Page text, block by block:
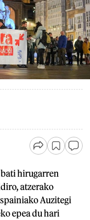
hirugarren
atzerako
Auzitegi
epea du hari